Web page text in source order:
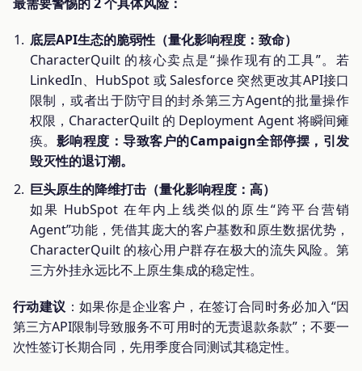
底层API生态的脆弱性（量化影响程度：致命）
CharacterQuilt 的核心卖点是“操作现有的工具”。若
LinkedIn、HubSpot 或 Salesforce 突然更改其API接口
限制，或者出于防守目的封杀第三方Agent的批量操作
权限，CharacterQuilt 的 Deployment Agent 将瞬间瘫
痪。 影响程度：导致客户的Campaign全部停摆，引发
毁灭性的退订潮。
巨头原生的降维打击（量化影响程度：高）
如果 HubSpot 在年内上线类似的原生“跨平台营销
Agent”功能，凭借其庞大的客户基数和原生数据优势，
CharacterQuilt 的核心用户群存在极大的流失风险。第
三方外挂永远比不上原生集成的稳定性。
行动建议 ：如果你是企业客户，在签订合同时务必加入“因
第三方API限制导致服务不可用时的无责退款条款”；不要一
次性签订长期合同，先用季度合同测试其稳定性。